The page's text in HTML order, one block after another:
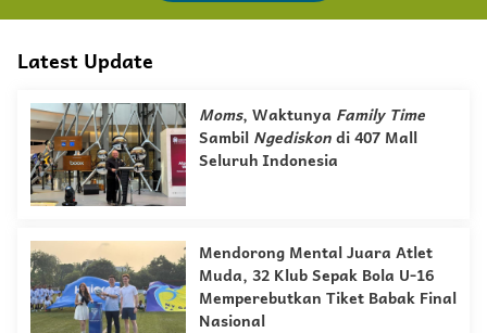
Latest Update
Moms, Waktunya Family Time
Sambil Ngediskondi 407 Mall
Seluruh Indonesia
Mendorong Mental Juara Atlet
Muda, 32 Klub Sepak Bola U-16
Memperebutkan Tiket Babak Final
Nasional